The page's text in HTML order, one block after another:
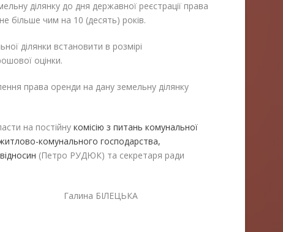
ділянку до дня державної реєстрації права
більше чим на 10 (десять) років.
ділянки встановити в розмірі
оцінки.
права оренди на дану земельну ділянку
на постійну комісію з питань комунальної
комунального господарства,
(Петро РУДЮК) та секретаря ради
БІЛЕЦЬКА